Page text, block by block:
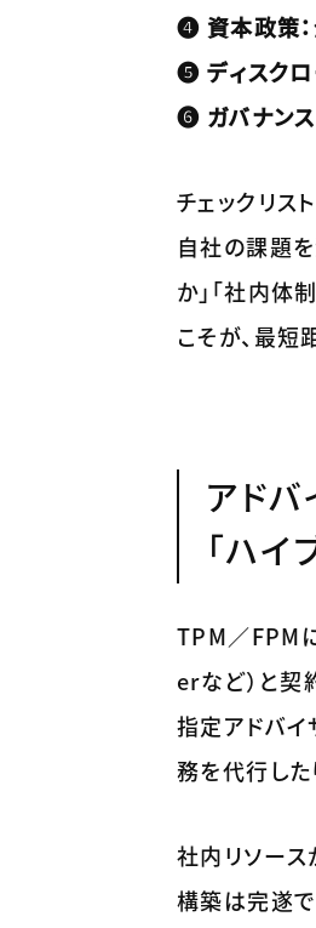
❹ 資本政策
❺ ディスク
❻ ガバナン
チェックリス
自社の課題を
か」「社内体
こそが、最短
アド
「ハイ
TPM／FPM
erなど）と契
指定アドバイ
務を代行した
社内リソース
構築は完遂